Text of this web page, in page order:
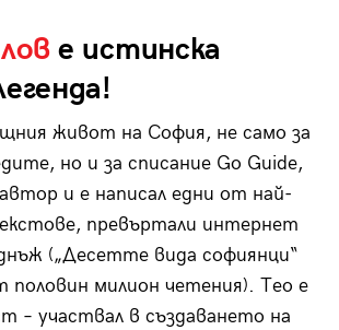
е истинска
живот на София, не само за
но и за списание Go Guide,
и е написал едни от най-
превъртали интернет
(„Десетте вида софиянци“
половин милион четения). Тео е
– участвал в създаването на